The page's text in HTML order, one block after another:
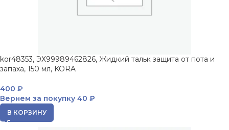
kor48353, ЭХ99989462826, Жидкий тальк защита от пота и
запаха, 150 мл, KORA
400 ₽
Вернем за покупку 40 ₽
В КОРЗИНУ